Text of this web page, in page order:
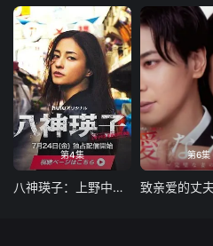
第4集
八神瑛子：上野中央署组织犯罪对策课
第6集